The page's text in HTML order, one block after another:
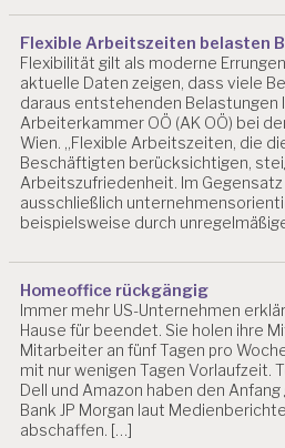
Flexible Arbeitszeiten belasten
Flexibilität gilt als moderne
aktuelle Daten zeigen, dass viele
daraus entstehenden Belastungen
Arbeiterkammer OÖ (AK OÖ) bei
Wien. „Flexible Arbeitszeiten, die
Beschäftigten berücksichtigen,
Arbeitszufriedenheit. Im
ausschließlich
beispielsweise durch
Homeoffice rückgängig
Immer mehr US-Unternehmen
Hause für beendet. Sie holen ihre
Mitarbeiter an fünf Tagen pro
mit nur wenigen Tagen Vorlaufzeit.
Dell und Amazon haben den
Bank JP Morgan laut
abschaffen. […]